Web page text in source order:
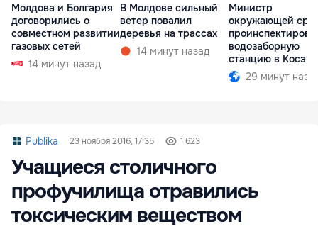
Молдова и Болгария
договорились о
совместном развитии
газовых сетей
14 минут назад
В Молдове сильный
ветер повалил
деревья на трассах
14 минут назад
Министр
окружающей
водозаборную
станцию в
29 минут
Publika 23 ноября 2016, 17:35 1 623
Учащиеся столичного
профучилища отравились
токсическим веществом